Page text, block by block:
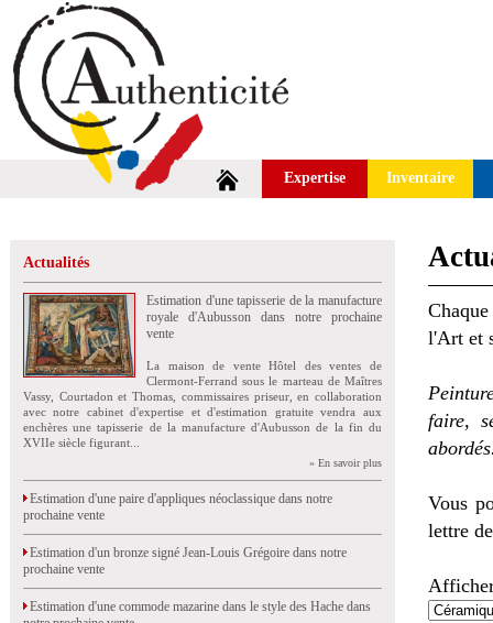
Expertise Inventaire
Actualités
Estimation d'une tapisserie de la manufacture
royale d'Aubusson dans notre prochaine
vente
La maison de vente Hôtel des ventes de
Clermont-Ferrand sous le marteau de Maîtres
Vassy, Courtadon et Thomas, commissaires priseur, en collaboration
avec notre cabinet d'expertise et d'estimation gratuite vendra aux
enchères une tapisserie de la manufacture d'Aubusson de la fin du
XVIIe siècle figurant...
» En savoir plus
Estimation d'une paire d'appliques néoclassique dans notre
prochaine vente
Estimation d'un bronze signé Jean-Louis Grégoire dans notre
prochaine vente
Estimation d'une commode mazarine dans le style des Hache dans
l'Art et
faire,
Vous
lettre